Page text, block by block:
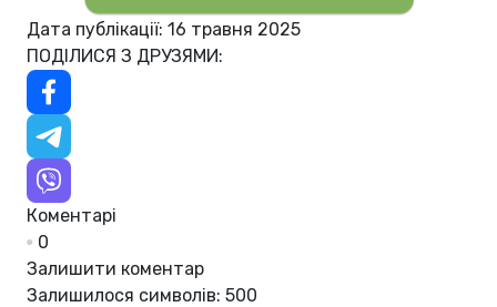
Дата публікації: 16 травня 2025
ПОДІЛИСЯ З ДРУЗЯМИ:
Коментарі
0
Залишити коментар
Залишилося символів: 500